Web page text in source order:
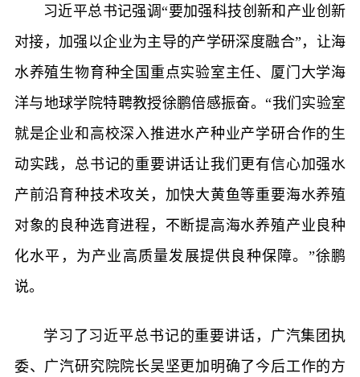
习近平总书记强调“要加强科技创新和产业创新
对接，加强以企业为主导的产学研深度融合”，让海
水养殖生物育种全国重点实验室主任、厦门大学海
洋与地球学院特聘教授徐鹏倍感振奋。“我们实验室
就是企业和高校深入推进水产种业产学研合作的生
动实践，总书记的重要讲话让我们更有信心加强水
产前沿育种技术攻关，加快大黄鱼等重要海水养殖
对象的良种选育进程，不断提高海水养殖产业良种
化水平，为产业高质量发展提供良种保障。”徐鹏
说。
学习了习近平总书记的重要讲话，广汽集团执
委、广汽研究院院长吴坚更加明确了今后工作的方